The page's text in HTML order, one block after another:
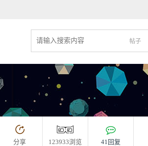
帖子
分享 123933浏览 41回复